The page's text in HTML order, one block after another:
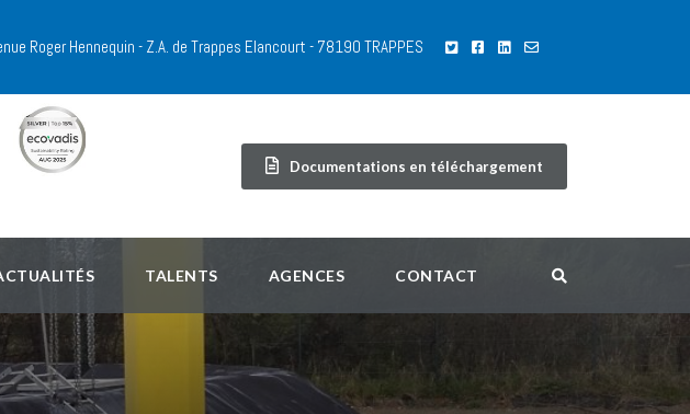
Roger Hennequin - Z.A. de Trappes Elancourt - 78190 TRAPPES
Documentations en téléchargement
TALENTS AGENCES CONTACT